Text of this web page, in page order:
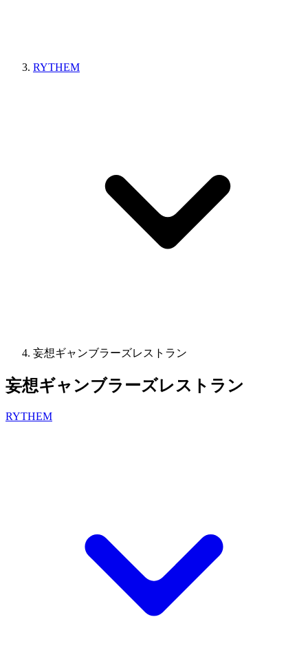
RYTHEM
妄想ギャンブラーズレストラン
妄想ギャンブラーズレストラン
RYTHEM